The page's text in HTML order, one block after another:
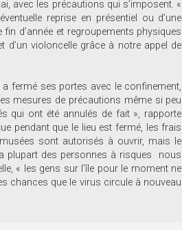
avec les précautions qui s’imposent. «
reprise en présentiel ou d’une
d’année et regroupements physiques
d’un violoncelle grâce à notre appel de
fermé ses portes avec le confinement,
mesures de précautions même si peu
qui ont été annulés de fait », rapporte
pendant que le lieu est fermé, les frais
sont autorisés à ouvrir, mais le
plupart des personnes à risques nous
« les gens sur l’île pour le moment ne
chances que le virus circule à nouveau